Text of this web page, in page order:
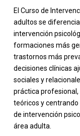
El Curso de
adultos se
intervención
formaciones más
trastornos más
decisiones clínicas
sociales y
práctica
teóricos y
de intervención
área adulta.
-